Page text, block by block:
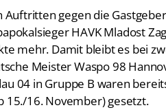
gegen die Gastgeber
HAVK Mladost
mehr. Damit bleibt es bei
Meister Waspo 98
04 in Gruppe B waren
15./16. November) gesetzt.